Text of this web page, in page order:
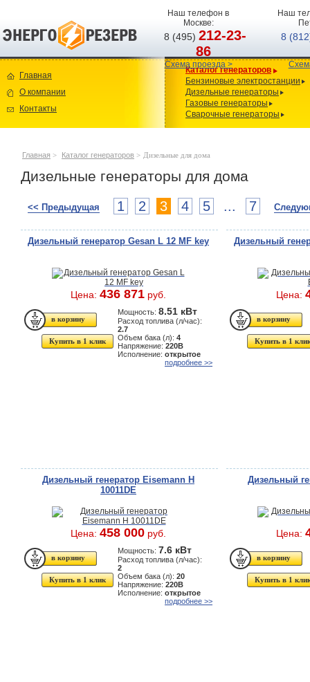
Наш телефон в
Москве:
8 (495)212-23-
86
Схема проезда >
Наш
8
Главная
О компании
Контакты
Каталог генераторов
Бензиновые электростанции
Дизельные генераторы
Газовые генераторы
Сварочные генераторы
Главная > Каталог генераторов > Дизельные для дома
Дизельные генераторы для дома
<< Предыдущая 1 2 3 4 5 ... 7
Дизельный генератор Gesan L 12 MF key
Цена: 436 871 руб.
Купить в 1 клик
Мощность: 8.51 кВт
Расход топлива (л/час):
2.7
Объем бака (л): 4
Напряжение: 220В
Исполнение: открытое
подробнее >>
Дизельный
Цена:
Купить в 1
Дизельный генератор Eisemann H
10011DE
Цена: 458 000 руб.
Купить в 1 клик
Мощность: 7.6 кВт
Расход топлива (л/час):
2
Объем бака (л): 20
Напряжение: 220В
Исполнение: открытое
подробнее >>
Дизельный
Цена:
Купить в 1